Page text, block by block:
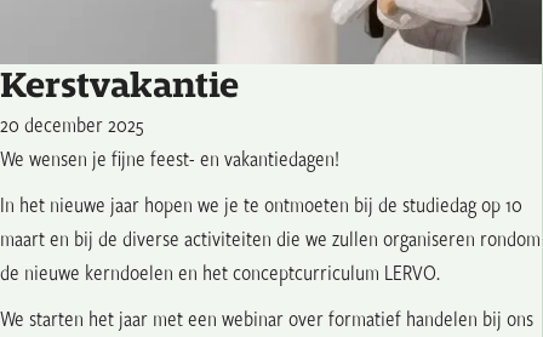
Kerstvakantie
20 december 2025
We wensen je fijne feest- en vakantiedagen!
In het nieuwe jaar hopen we je te ontmoeten bij de studiedag op 10
maart en bij de diverse activiteiten die we zullen organiseren rondom
de nieuwe kerndoelen en het conceptcurriculum LERVO.
We starten het jaar met een webinar over formatief handelen bij ons